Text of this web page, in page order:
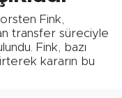
Fink,
transfer süreciyle
Fink, bazı
kararın bu
Fikstür